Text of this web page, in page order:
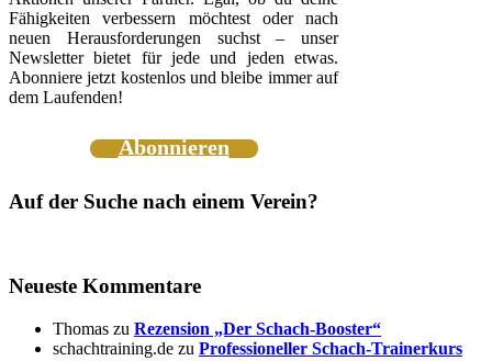
Fähigkeiten verbessern möchtest oder nach
neuen Herausforderungen suchst – unser
Newsletter bietet für jede und jeden etwas.
Abonniere jetzt kostenlos und bleibe immer auf
dem Laufenden!
Abonnieren
Auf der Suche nach einem Verein?
Neueste Kommentare
Thomas zu Rezension „Der Schach-Booster“
schachtraining.de zu Professioneller Schach-Trainerkurs